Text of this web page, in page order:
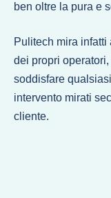
ben oltre la pura e
Pulitech mira
dei propri
soddisfare
intervento mirati
cliente.